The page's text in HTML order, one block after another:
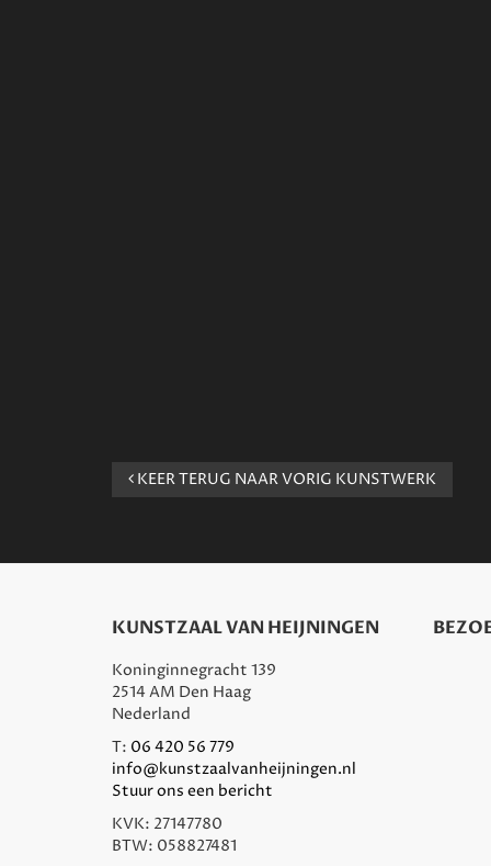
KEER TERUG NAAR VORIG KUNSTWERK
KUNSTZAAL VAN HEIJNINGEN
Koninginnegracht 139
2514 AM Den Haag
Nederland
T: 06 420 56 779
info@kunstzaalvanheijningen.nl
Stuur ons een bericht
KVK: 27147780
BTW: 058827481